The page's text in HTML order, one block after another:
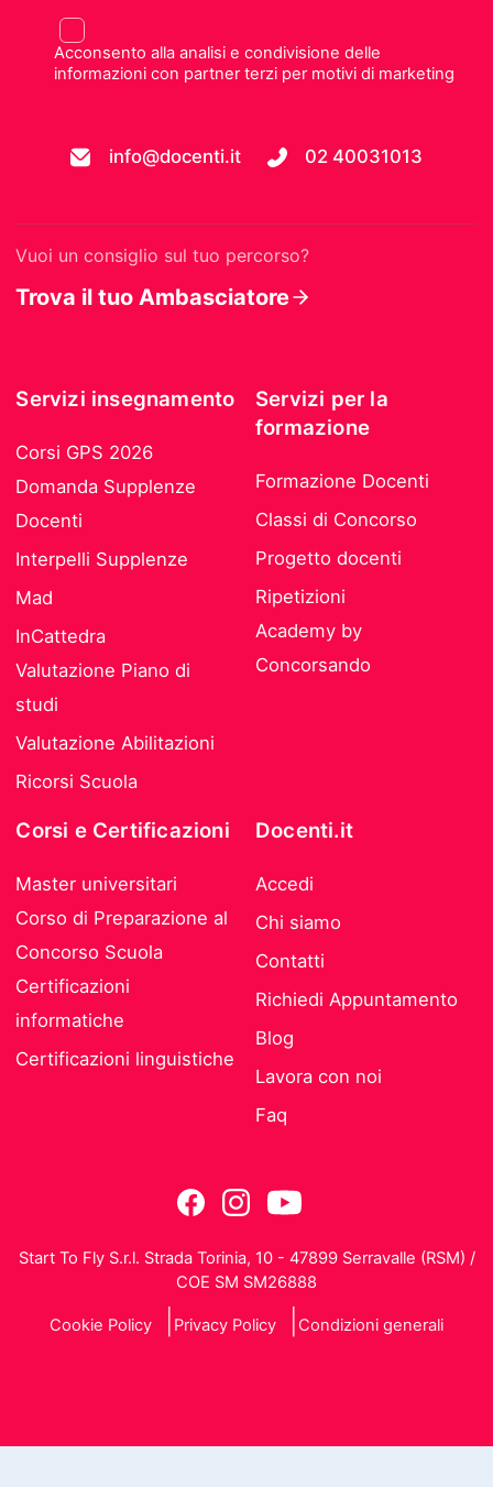
Acconsento alla analisi e condivisione delle
informazioni con partner terzi per motivi di marketing
info@docenti.it 02 40031013
Vuoi un consiglio sul tuo percorso?
Trova il tuo Ambasciatore
Servizi insegnamento
Corsi GPS 2026
Domanda Supplenze
Docenti
Interpelli Supplenze
Mad
InCattedra
Valutazione Piano di
studi
Valutazione Abilitazioni
Ricorsi Scuola
Servizi per la
formazione
Formazione Docenti
Classi di Concorso
Progetto docenti
Ripetizioni
Academy by
Concorsando
Corsi e Certificazioni
Master universitari
Corso di Preparazione al
Concorso Scuola
Certificazioni
informatiche
Certificazioni linguistiche
Docenti.it
Accedi
Chi siamo
Contatti
Richiedi Appuntamento
Blog
Lavora con noi
Faq
Start To Fly S.r.l. Strada Torinia, 10 - 47899 Serravalle (RSM) /
COE SM SM26888
Cookie Policy Privacy Policy Condizioni generali